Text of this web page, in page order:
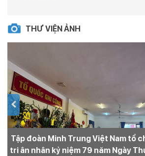
THƯ VIỆN ẢNH
Tập đoàn Minh Trung Việt Nam tổ
tri ân nhân kỷ niệm 79 năm Ngày